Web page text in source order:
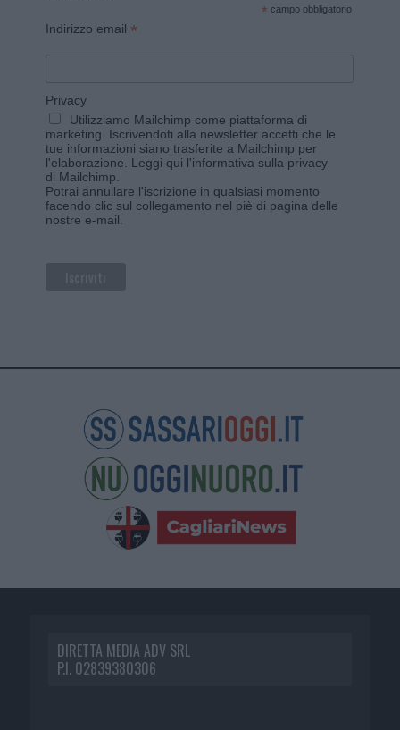
* campo obbligatorio
Indirizzo email *
Privacy
Utilizziamo Mailchimp come piattaforma di
marketing. Iscrivendoti alla newsletter accetti che le
tue informazioni siano trasferite a Mailchimp per
l'elaborazione. Leggi qui l'informativa sulla privacy
di Mailchimp
Potrai annullare l'iscrizione in qualsiasi momento
facendo clic sul collegamento nel piè di pagina delle
nostre e-mail.
DIRETTA MEDIA ADV SRL
P.I. 02839380306